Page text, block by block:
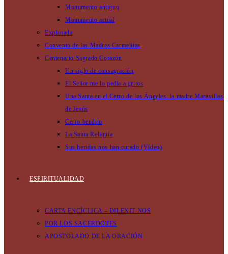
Monumento antiguo
Monumento actual
Explanada
Convento de las Madres Carmelitas
Centenario Sagrado Corazón
Un siglo de consagración
El Señor me lo pedía a gritos
Una Santa en el Cerro de los Ángeles: la madre Maravillas
de Jesús
Cerro bendito
La Santa Reliquia
Sus heridas nos han curado (Vídeo)
ESPIRITUALIDAD
CARTA ENCÍCLICA – DILEXIT NOS
POR LOS SACERDOTES
APOSTOLADO DE LA ORACIÓN